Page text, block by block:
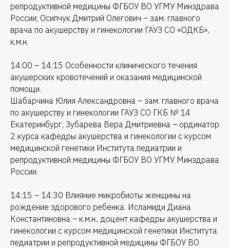
репродуктивной медицины ФГБОУ ВО УГМУ Минздрава
России; Осипчук Дмитрий Олегович – зам. главного
врача по акушерству и гинекологии ГАУЗ СО «ОДКБ»,
к.м.н.
14:00 – 14:15 Особенности клинического течения
акушерских кровотечений и оказания медицинской
помощи.
Шабарчина Юлия Александровна – зам. главного врача
по акушерству и гинекологии ГАУЗ СО ГКБ № 14
Екатеринбург; Зубарева Вера Дмитриевна – ординатор
2 курса кафедры акушерства и гинекологии с курсом
медицинской генетики Института педиатрии и
репродуктивной медицины ФГБОУ ВО УГМУ Минздрава
России.
14:15 – 14:30 Влияние микробиоты женщины на
рождение здорового ребенка. Исламиди Диана
Константиновна – к.м.н., доцент кафедры акушерства и
гинекологии с курсом медицинской генетики Института
педиатрии и репродуктивной медицины ФГБОУ ВО